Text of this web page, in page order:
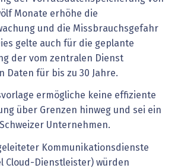
Monate erhöhe die
und die Missbrauchsgefahr
gelte auch für die geplante
der vom zentralen Dienst
Daten für bis zu 30 Jahre.
ermögliche keine effiziente
über Grenzen hinweg und sei ein
Unternehmen.
Kommunikationsdienste
Cloud-Dienstleister) würden